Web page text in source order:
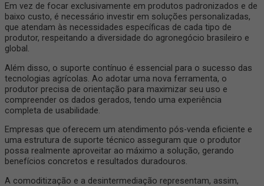
Em vez de focar exclusivamente em produtos padronizados e de
baixo custo, é necessário investir em soluções personalizadas,
que atendam às necessidades específicas de cada tipo de
produtor, respeitando a diversidade do agronegócio brasileiro e
global.
Além disso, o suporte contínuo é essencial para o sucesso das
tecnologias agrícolas. Ao adotar uma nova ferramenta, o
produtor precisa de orientação para maximizar seu uso e
compreender os dados gerados, tendo uma experiência
completa de usabilidade.
Empresas que oferecem um atendimento pós-venda eficiente e
uma estrutura de suporte técnico asseguram que o produtor
possa realmente aproveitar ao máximo a solução, gerando
benefícios concretos e resultados duradouros.
A comoditização e a desintermediação representam, assim,